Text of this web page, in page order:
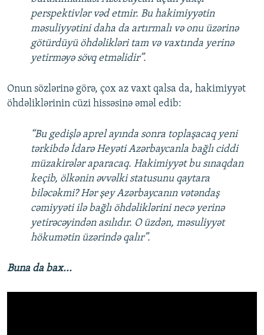
perspektivlər vəd etmir. Bu hakimiyyətin
məsuliyyətini daha da artırmalı və onu üzərinə
götürdüyü öhdəlikləri tam və vaxtında yerinə
yetirməyə sövq etməlidir”.
Onun sözlərinə görə, çox az vaxt qalsa da, hakimiyyət
öhdəliklərinin cüzi hissəsinə əməl edib:
“Bu gedişlə aprel ayında sonra toplaşacaq yeni
tərkibdə İdarə Heyəti Azərbaycanla bağlı ciddi
müzakirələr aparacaq. Hakimiyyət bu sınaqdan
keçib, ölkənin əvvəlki statusunu qaytara
biləcəkmi? Hər şey Azərbaycanın vətəndaş
cəmiyyəti ilə bağlı öhdəliklərini necə yerinə
yetirəcəyindən asılıdır. O üzdən, məsuliyyət
hökumətin üzərində qalır”.
Buna da bax...